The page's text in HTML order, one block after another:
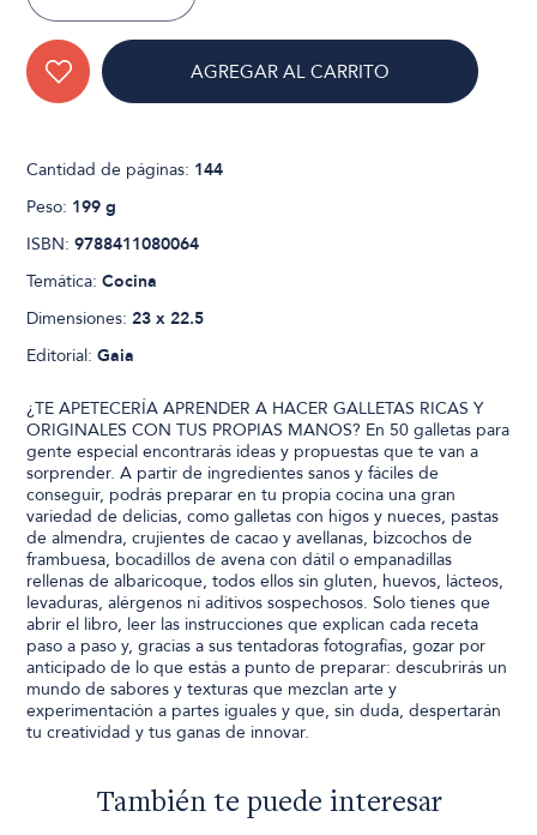
AGREGAR AL CARRITO
Cantidad de páginas: 144
Peso: 199 g
ISBN:9788411080064
Temática:Cocina
Dimensiones:23 x 22.5
Editorial:Gaia
¿TE APETECERÍA APRENDER A HACER GALLETAS RICAS Y
ORIGINALES CON TUS PROPIAS MANOS? En 50 galletas para
gente especial encontrarás ideas y propuestas que te van a
sorprender. A partir de ingredientes sanos y fáciles de
conseguir, podrás preparar en tu propia cocina una gran
variedad de delicias, como galletas con higos y nueces, pastas
de almendra, crujientes de cacao y avellanas, bizcochos de
frambuesa, bocadillos de avena con dátil o empanadillas
rellenas de albaricoque, todos ellos sin gluten, huevos, lácteos,
levaduras, alérgenos ni aditivos sospechosos. Solo tienes que
abrir el libro, leer las instrucciones que explican cada receta
paso a paso y, gracias a sus tentadoras fotografías, gozar por
anticipado de lo que estás a punto de preparar: descubrirás un
mundo de sabores y texturas que mezclan arte y
experimentación a partes iguales y que, sin duda, despertarán
tu creatividad y tus ganas de innovar.
También te puede interesar